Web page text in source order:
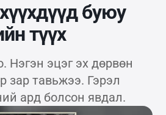
буюу
түүх
Нэгэн эцэг эх дөрвөн
зар тавьжээ. Гэрэл
ард болсон явдал.